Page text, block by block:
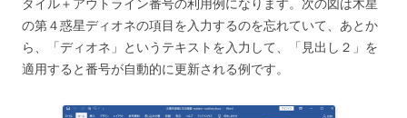
の第４惑星ディオネの項目を入力するのを忘れていて、あとか
ら、「ディオネ」というテキストを入力して、「見出し２」を
適用すると番号が自動的に更新される例です。